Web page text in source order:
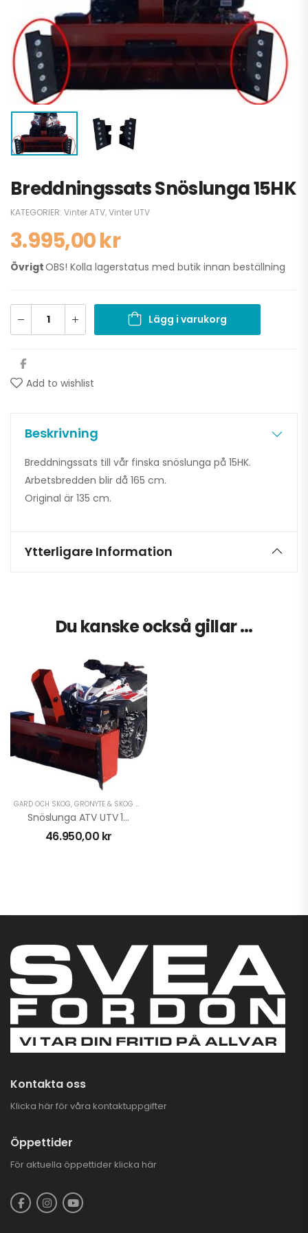
Breddningssats Snöslunga 15HK
KATEGORIER: Vinter ATV,Vinter UTV
3.995,00kr
ÖvrigtOBS! Kolla lagerstatus med butik innan beställning
Lägg i varukorg
Add to wishlist
Beskrivning
Breddningssats till vår finska snöslunga på 15HK.
Arbetsbredden blir då 165 cm.
Original är 135 cm.
Ytterligare Information
Du kanske också gillar …
GÅRD OCH SKOG, GRÖNYTE & SKOG UTV
Snöslunga ATV UTV 15HK
46.950,00 kr
Kontakta oss
Klicka här för våra kontaktuppgifter
Öppettider
För aktuella öppettider klicka här